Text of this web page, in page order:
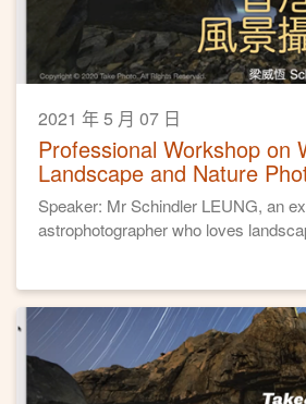
2021 年 5 月 07 日
Professional Workshop on
Landscape and Nature
April 24, 2021
Speaker: Mr Schindler LEUNG, an
astrophotographer who loves